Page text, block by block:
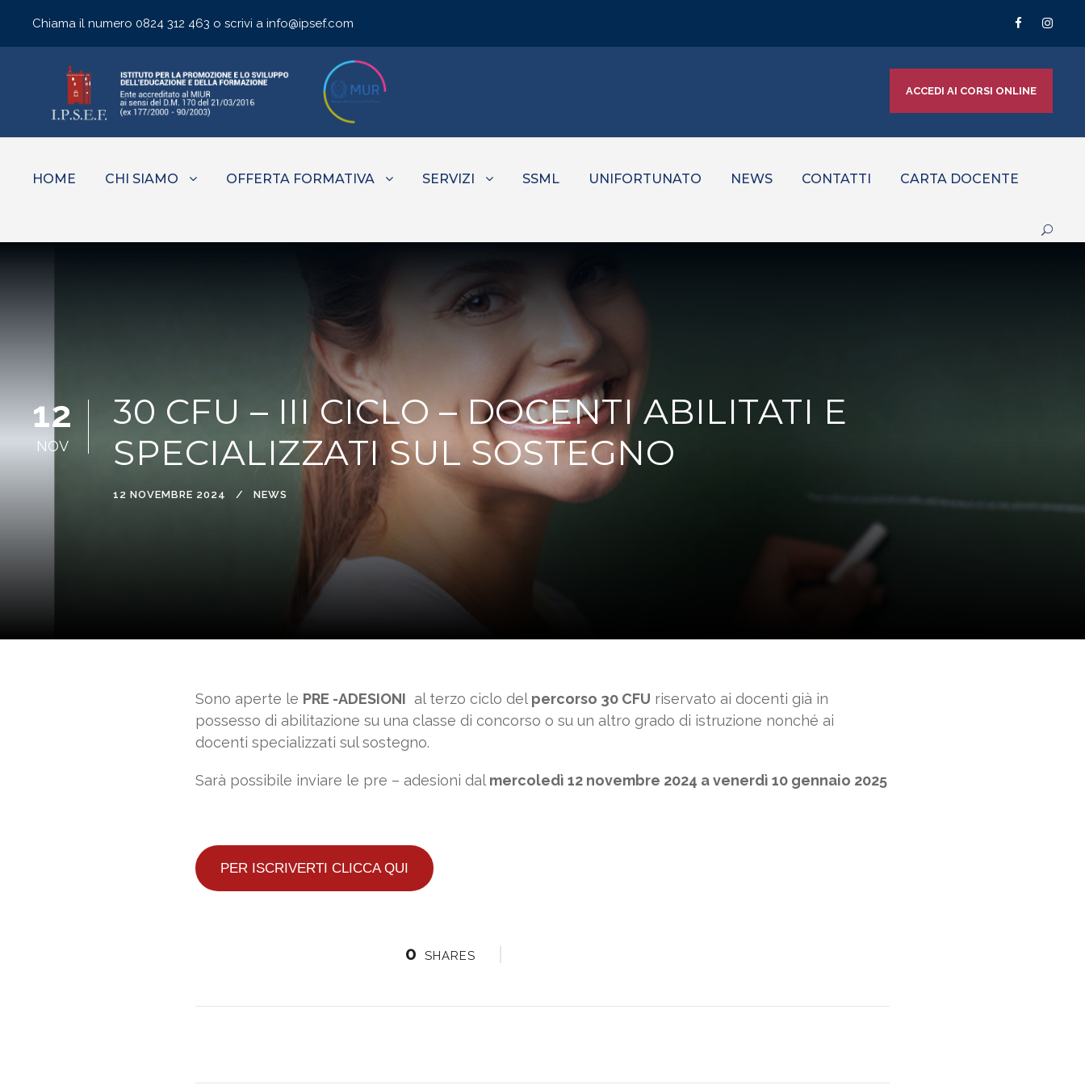
Chiama il numero 0824 312 463 o scrivi a info@ipsef.com
ACCEDI AI CORSI ONLINE
HOME CHI SIAMO OFFERTA FORMATIVA SERVIZI SSML UNIFORTUNATO NEWS CONTATTI CARTA DOCENTE
12
NOV
30 CFU – III CICLO – DOCENTI ABILITATI E
SPECIALIZZATI SUL SOSTEGNO
12 NOVEMBRE 2024 NEWS
Sono aperte le PRE -ADESIONI al terzo ciclo del percorso 30 CFU riservato ai docenti già in
possesso di abilitazione su una classe di concorso o su un altro grado di istruzione nonché ai
docenti specializzati sul sostegno.
Sarà possibile inviare le pre – adesioni dal mercoledì 12 novembre 2024 a venerdì 10 gennaio 2025
PER ISCRIVERTI CLICCA QUI
0 SHARES